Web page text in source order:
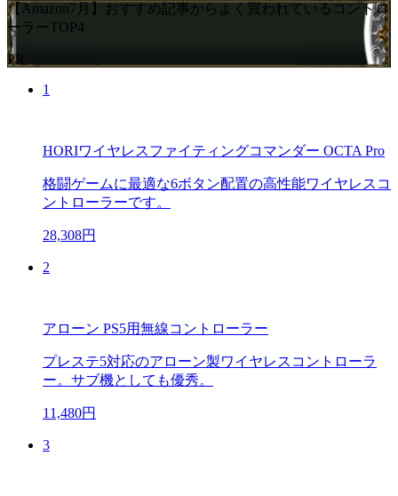
【Amazon7月】おすすめ記事からよく買われているコントロ
ーラーTOP4
PR
1
HORIワイヤレスファイティングコマンダー OCTA Pro
格闘ゲームに最適な6ボタン配置の高性能ワイヤレスコ
ントローラーです。
28,308円
2
アローン PS5用無線コントローラー
プレステ5対応のアローン製ワイヤレスコントローラ
ー。サブ機としても優秀。
11,480円
3